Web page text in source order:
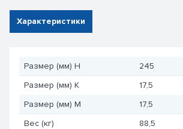
Характеристики
Размер (мм) H
245
Размер (мм) K
17,5
Размер (мм) M
17,5
Вес (кг)
88,5